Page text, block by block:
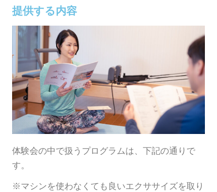
提供する内容
体験会の中で扱うプログラムは、下記の通りで
す。
※マシンを使わなくても良いエクササイズを取り